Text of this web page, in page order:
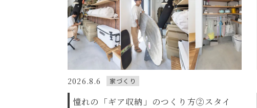
2026.8.6 家づくり
憧れの「ギア収納」のつくり方②スタイ